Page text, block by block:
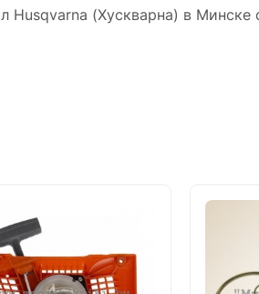
Husqvarna (Хускварна) в